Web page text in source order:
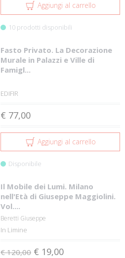
Aggiungi al carrello
10 prodotti disponibili
Fasto Privato. La Decorazione
Murale in Palazzi e Ville di
Famigl...
EDIFIR
€ 77,00
Aggiungi al carrello
Disponibile
Il Mobile dei Lumi. Milano
nell'Età di Giuseppe Maggiolini.
Vol....
Beretti Giuseppe
In Limine
€ 120,00 € 19,00